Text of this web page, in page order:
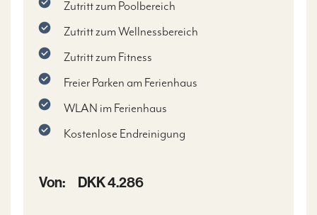
Zutritt zum Poolbereich
Zutritt zum Wellnessbereich
Zutritt zum Fitness
Freier Parken am Ferienhaus
WLAN im Ferienhaus
Kostenlose Endreinigung
Von: DKK 4.286